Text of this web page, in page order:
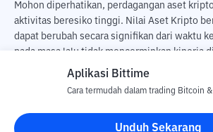
Mohon diperhatikan, perdagangan aset
aktivitas beresiko tinggi. Nilai Aset Kripto
dapat berubah secara signifikan dari waktu
pada masa lalu tidak mencerminkan kinerja
Terdapat risiko kehilangan sebagai dampak
pengguna. PT Utama Aset Digital Indonesia
bertanggung jawab atas perubahan
Kripto.
Aplikasi Bittime
Cara termudah dalam trading Bitcoin
Unduh Sekarang